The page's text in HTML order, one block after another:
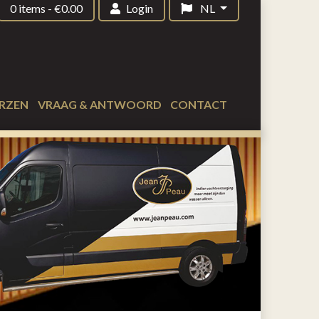
0 items -€0.00 Login NL
VRAAG & ANTWOORD CONTACT